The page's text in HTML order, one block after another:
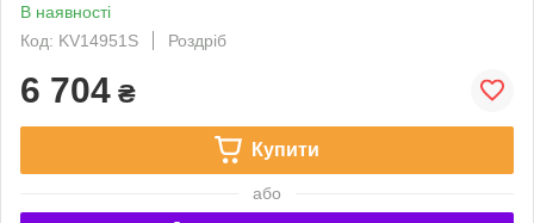
В наявності
Код: KV14951S
Роздріб
6 704 ₴
Купити
або